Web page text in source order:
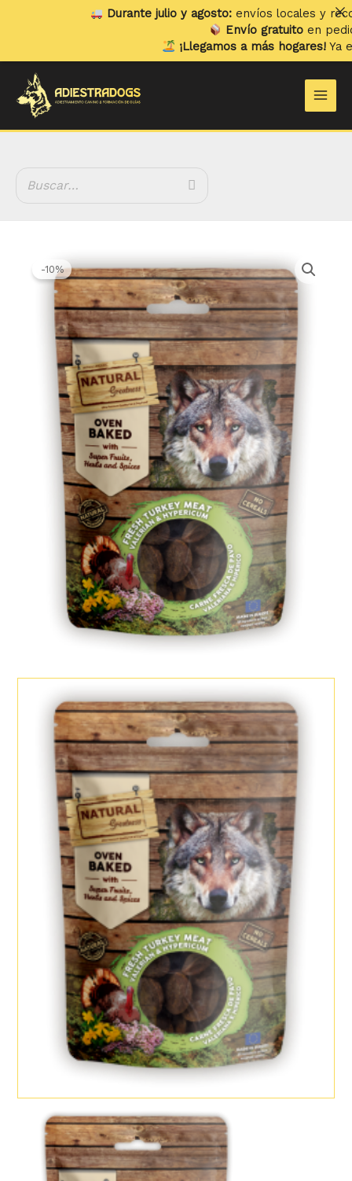
-10%
precio
original
era:
4.44 €.
precio
actual
es:
3.99 €.
Greatness
Cookies
Relajantes
cantidad
Durante julio y agosto:envíos locales y
Envío gratuitoen pedidos
¡Llegamos a más hogares!Ya